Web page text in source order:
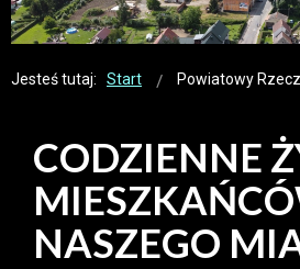
Jesteś tutaj: Start Powiatowy
CODZIENNE
NASZEGO